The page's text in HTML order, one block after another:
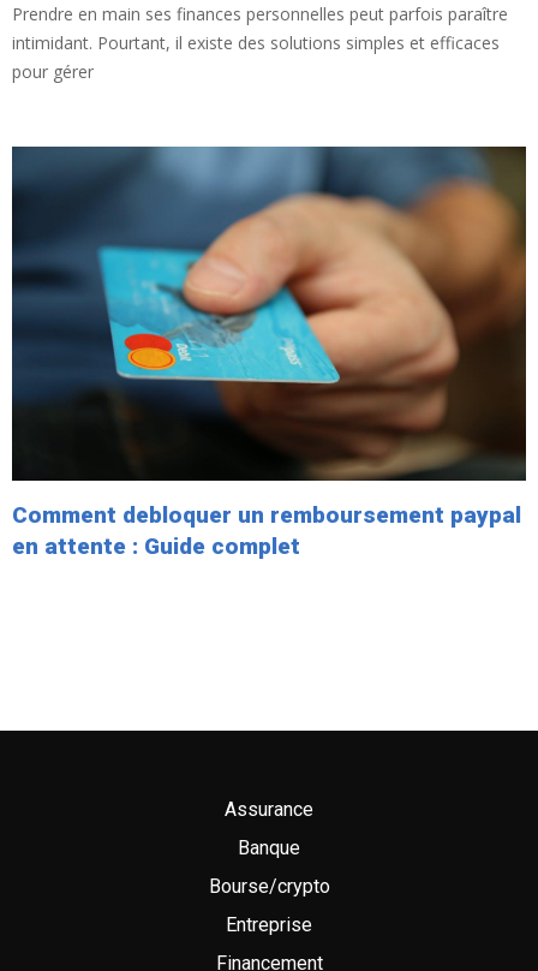
Prendre en main ses finances personnelles peut parfois paraître
intimidant. Pourtant, il existe des solutions simples et efficaces
pour gérer
Comment debloquer un remboursement paypal
en attente : Guide complet
Assurance
Banque
Bourse/crypto
Entreprise
Financement